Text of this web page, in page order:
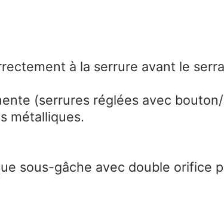
à la serrure avant le
(serrures réglées avec
métalliques.
sous-gâche avec double orifice